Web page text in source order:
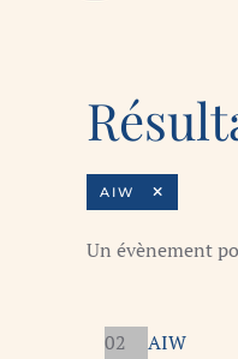
AIW
Un évènement
02
AIW